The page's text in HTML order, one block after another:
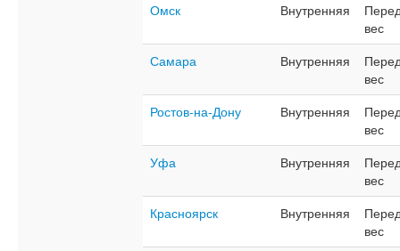
Омск
Внутренняя
вес
Самара
Внутренняя
вес
Ростов-на-Дону
Внутренняя
вес
Уфа
Внутренняя
вес
Красноярск
Внутренняя
вес